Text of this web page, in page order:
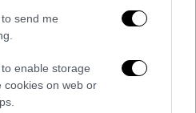
send me
enable storage
cookies on web or
θα παντρευόταν, σε
φαλακρό άνδρα.
προσπάθησαν να
αλλά δεν
οπότε δεν είχαν